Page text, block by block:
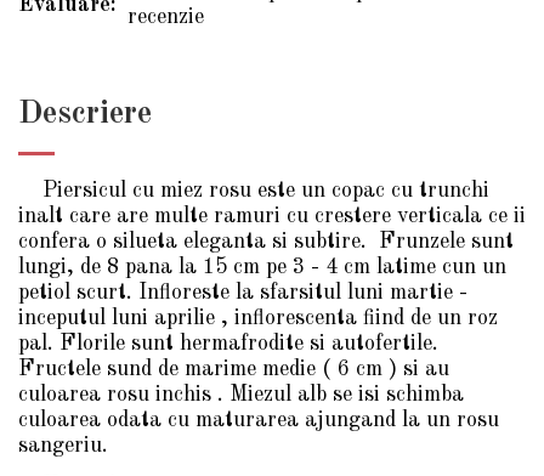
Evaluare:
recenzie
Descriere
Piersicul cu miez rosu este un copac cu trunchi
inalt care are multe ramuri cu crestere verticala ce ii
confera o silueta eleganta si subtire. Frunzele sunt
lungi, de 8 pana la 15 cm pe 3 - 4 cm latime cun un
petiol scurt. Infloreste la sfarsitul luni martie -
inceputul luni aprilie , inflorescenta fiind de un roz
pal. Florile sunt hermafrodite si autofertile.
Fructele sund de marime medie ( 6 cm ) si au
culoarea rosu inchis . Miezul alb se isi schimba
culoarea odata cu maturarea ajungand la un rosu
sangeriu.